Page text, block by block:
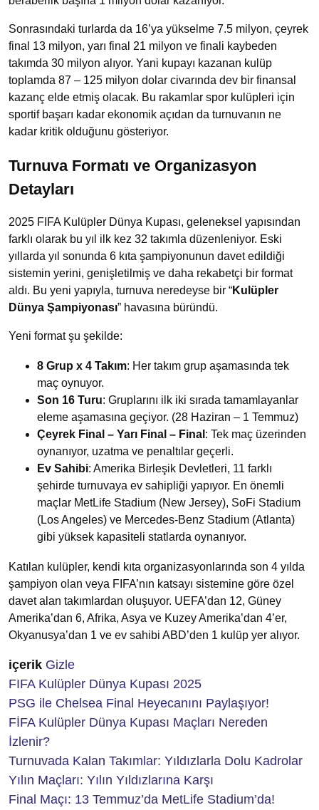
Sonrasındaki turlarda da 16’ya yükselme 7.5 milyon, çeyrek
final 13 milyon, yarı final 21 milyon ve finali kaybeden
takımda 30 milyon alıyor. Yani kupayı kazanan kulüp
toplamda 87 – 125 milyon dolar civarında dev bir finansal
kazanç elde etmiş olacak. Bu rakamlar spor kulüpleri için
sportif başarı kadar ekonomik açıdan da turnuvanın ne
kadar kritik olduğunu gösteriyor.
Turnuva Formatı ve Organizasyon
Detayları
2025 FIFA Kulüpler Dünya Kupası, geleneksel yapısından
farklı olarak bu yıl ilk kez 32 takımla düzenleniyor. Eski
yıllarda yıl sonunda 6 kıta şampiyonunun davet edildiği
sistemin yerini, genişletilmiş ve daha rekabetçi bir format
aldı. Bu yeni yapıyla, turnuva neredeyse bir “Kulüpler
Dünya Şampiyonası” havasına büründü.
Yeni format şu şekilde:
8 Grup x 4 Takım: Her takım grup aşamasında tek
maç oynuyor.
Son 16 Turu: Gruplarını ilk iki sırada tamamlayanlar
eleme aşamasına geçiyor. (28 Haziran – 1 Temmuz)
Çeyrek Final – Yarı Final – Final : Tek maç üzerinden
oynanıyor, uzatma ve penaltılar geçerli.
Ev Sahibi: Amerika Birleşik Devletleri, 11 farklı
şehirde turnuvaya ev sahipliği yapıyor. En önemli
maçlar MetLife Stadium (New Jersey), SoFi Stadium
(Los Angeles) ve Mercedes-Benz Stadium (Atlanta)
gibi yüksek kapasiteli statlarda oynanıyor.
Katılan kulüpler, kendi kıta organizasyonlarında son 4 yılda
şampiyon olan veya FIFA’nın katsayı sistemine göre özel
davet alan takımlardan oluşuyor. UEFA’dan 12, Güney
Amerika’dan 6, Afrika, Asya ve Kuzey Amerika’dan 4’er,
Okyanusya’dan 1 ve ev sahibi ABD’den 1 kulüp yer alıyor.
içerik Gizle
FIFA Kulüpler Dünya Kupası 2025
PSG ile Chelsea Final Heyecanını Paylaşıyor!
FİFA Kulüpler Dünya Kupası Maçları Nereden
İzlenir?
Turnuvada Kalan Takımlar: Yıldızlarla Dolu Kadrolar
Yılın Maçları: Yılın Yıldızlarına Karşı
Final Maçı: 13 Temmuz’da MetLife Stadium’da!